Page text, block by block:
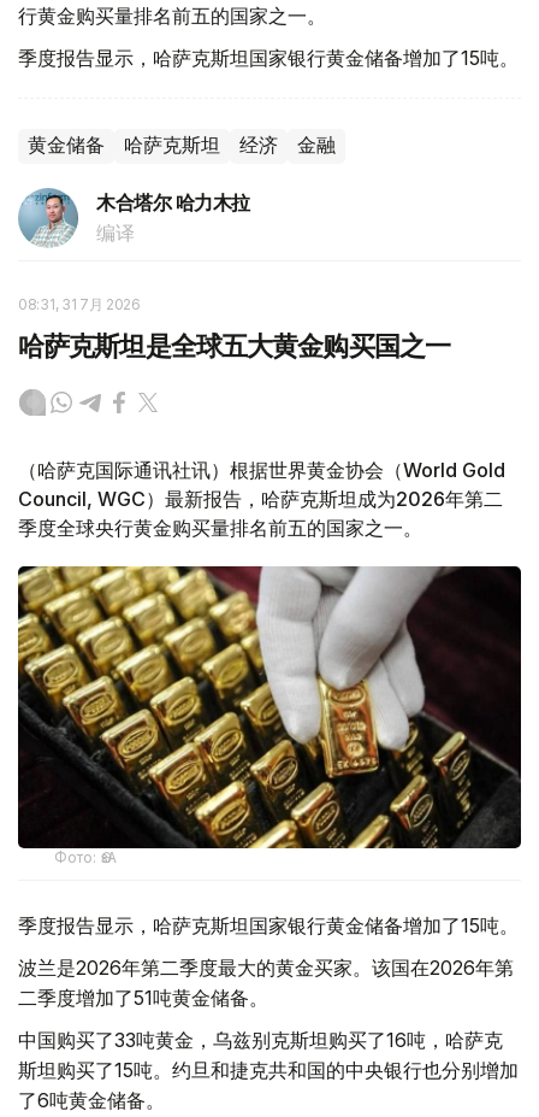
行黄金购买量排名前五的国家之一。
季度报告显示，哈萨克斯坦国家银行黄金储备增加了15吨。
黄金储备 哈萨克斯坦 经济 金融
木合塔尔 哈力木拉
编译
08:31, 31 7月 2026
哈萨克斯坦是全球五大黄金购买国之一
（哈萨克国际通讯社讯）根据世界黄金协会（World Gold
Council, WGC）最新报告，哈萨克斯坦成为2026年第二
季度全球央行黄金购买量排名前五的国家之一。
Фото: ӨзА
季度报告显示，哈萨克斯坦国家银行黄金储备增加了15吨。
波兰是2026年第二季度最大的黄金买家。该国在2026年第
二季度增加了51吨黄金储备。
中国购买了33吨黄金，乌兹别克斯坦购买了16吨，哈萨克
斯坦购买了15吨。约旦和捷克共和国的中央银行也分别增加
了6吨黄金储备。